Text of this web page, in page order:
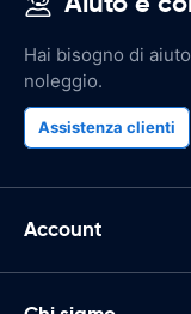
Hai bisogno di
noleggio.
Assistenza clienti
Account